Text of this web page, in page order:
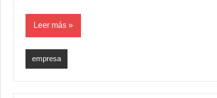
Leer más
empresa